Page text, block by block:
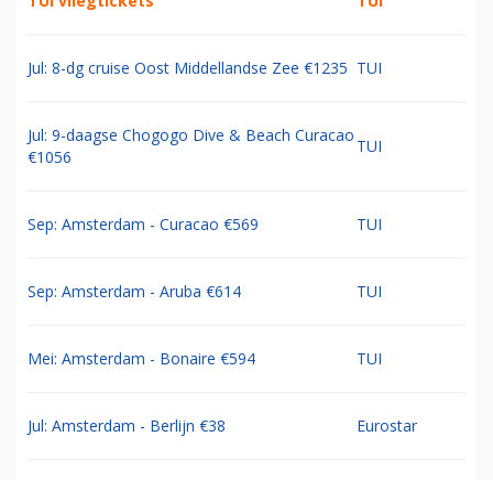
Jul: 8-dg cruise Oost Middellandse Zee €1235 TUI
Jul: 9-daagse Chogogo Dive & Beach Curacao
€1056
TUI
Sep: Amsterdam - Curacao €569 TUI
Sep: Amsterdam - Aruba €614 TUI
Mei: Amsterdam - Bonaire €594 TUI
Jul: Amsterdam - Berlijn €38 Eurostar